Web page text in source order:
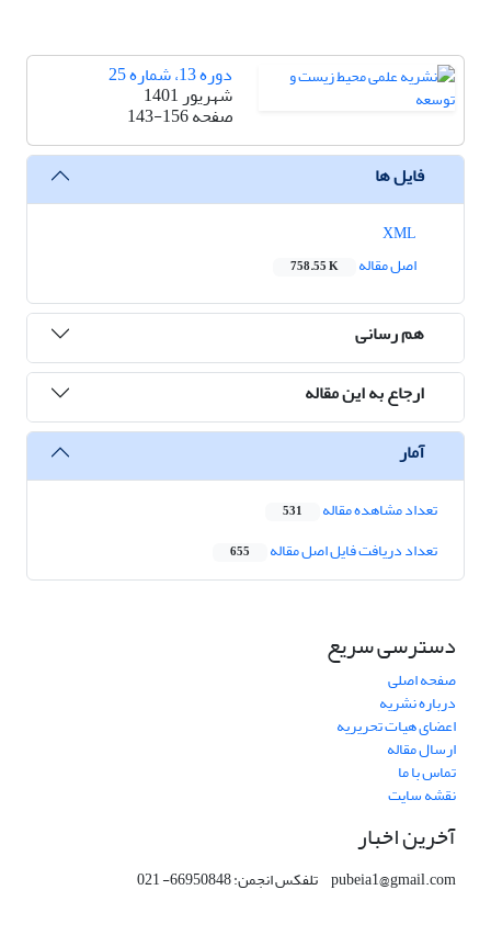
دوره 13، شماره 25
شهریور 1401
صفحه143-156
فایل ها
اصل مقاله
758.55 K
هم رسانی
ارجاع به این مقاله
آمار
تعداد مشاهده مقاله 531
تعداد دریافت فایل اصل مقاله 655
دسترسی سریع
صفحه اصلی
درباره نشریه
اعضای هیات تحریریه
ارسال مقاله
تماس با ما
نقشه سایت
آخرین اخبار
pubeia1@gmail.com تلفکس انجمن: 66950848- 021